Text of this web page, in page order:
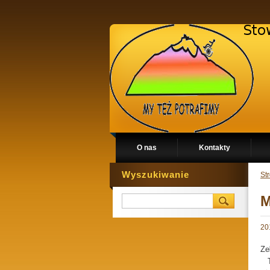
O nas Kontakty
Wyszukiwanie